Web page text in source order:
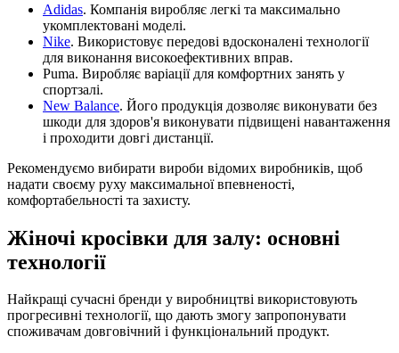
Adidas. Компанія виробляє легкі та максимально
укомплектовані моделі.
Nike. Використовує передові вдосконалені технології
для виконання високоефективних вправ.
Puma. Виробляє варіації для комфортних занять у
спортзалі.
New Balance. Його продукція дозволяє виконувати без
шкоди для здоров'я виконувати підвищені навантаження
і проходити довгі дистанції.
Рекомендуємо вибирати вироби відомих виробників, щоб
надати своєму руху максимальної впевненості,
комфортабельності та захисту.
Жіночі кросівки для залу: основні
технології
Найкращі сучасні бренди у виробництві використовують
прогресивні технології, що дають змогу запропонувати
споживачам довговічний і функціональний продукт.